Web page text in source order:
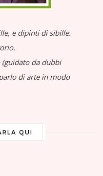
e dipinti di sibille.
da dubbi
di arte in modo
QUI